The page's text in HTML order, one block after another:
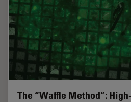
The “Waffle Method”: